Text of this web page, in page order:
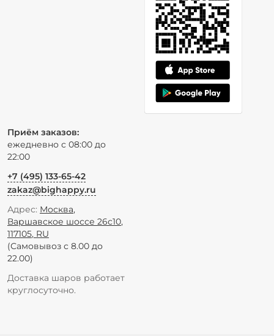
Приём заказов:
ежедневно с 08:00 до
22:00
+7 (495) 133-65-42
zakaz@bighappy.ru
Адрес: Москва,
Варшавское шоссе 26с10,
117105, RU
(Самовывоз с 8.00 до
22.00)
Доставка шаров работает
круглосуточно.